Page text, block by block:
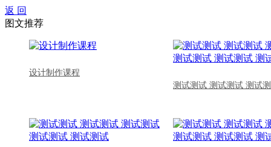
返 回
图文推荐
设计制作课程
测试测试 测试测试 测试